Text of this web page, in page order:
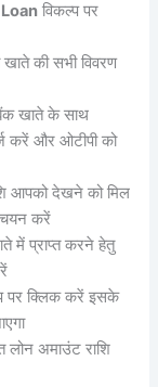
विकल्प पर
की सभी विवरण
खाते के साथ
करें और ओटीपी को
आपको देखने को मिल
चयन करें
में प्राप्त करने हेतु
पर क्लिक करें इसके
अमाउंट राशि